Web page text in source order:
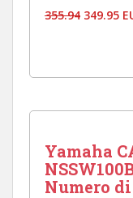
355.94 349.95
Yamaha
Numero di